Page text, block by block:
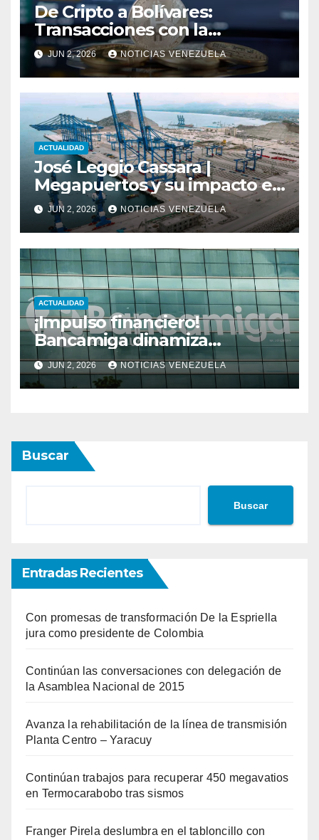
De Cripto a Bolívares:
Transacciones con la
Tecnología de
Bancaamigable
JUN 2, 2026 NOTICIAS VENEZUELA
ACTUALIDAD
José Leggio Cassara |
Megapuertos y su impacto en
el turismo y el comercio
global
JUN 2, 2026 NOTICIAS VENEZUELA
ACTUALIDAD
¡Impulso financiero!
Bancamiga dinamiza
economía nacional con sólido
repunte en soluciones de
consumo y divisas
JUN 2, 2026 NOTICIAS VENEZUELA
Buscar
Buscar
Entradas Recientes
Con promesas de transformación De la Espriella
jura como presidente de Colombia
Continúan las conversaciones con delegación de
la Asamblea Nacional de 2015
Avanza la rehabilitación de la línea de transmisión
Planta Centro – Yaracuy
Continúan trabajos para recuperar 450 megavatios
en Termocarabobo tras sismos
Franger Pirela deslumbra en el tabloncillo con